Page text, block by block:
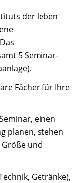
der leben
5 Seminar-
Fächer für Ihre
einen
planen, stehen
und
Getränke),